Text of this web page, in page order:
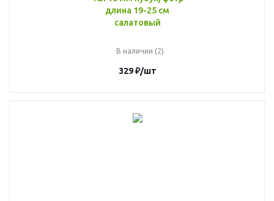
длина 19-25 см
салатовый
В наличии (2)
329₽/шт